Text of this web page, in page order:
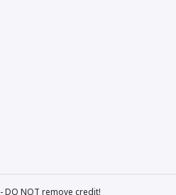
- DO NOT remove credit!